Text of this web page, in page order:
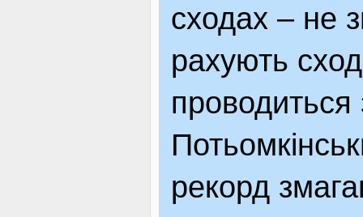
сходах – не
рахують
проводиться
рекорд